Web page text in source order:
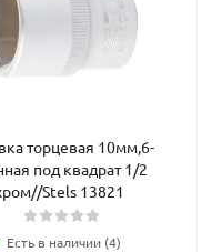
торцевая 10мм,6-
под квадрат 1/2
Stels 13821
Есть в наличии (4)